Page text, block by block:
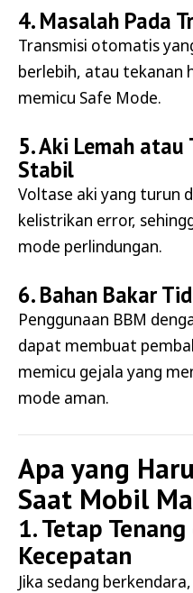
4. Masalah Pada
Transmisi otomatis
berlebih, atau tekanan
memicu Safe Mode.
5. Aki Lemah atau
Stabil
Voltase aki yang turun
kelistrikan error,
mode perlindungan.
6. Bahan Bakar
Penggunaan BBM
dapat membuat
memicu gejala yang
mode aman.
Apa yang
Saat Mobil
1. Tetap
Kecepatan
Jika sedang